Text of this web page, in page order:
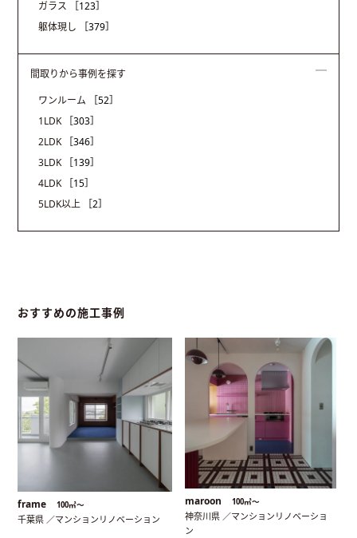
ガラス
［123］
躯体現し
［379］
間取りから事例を探す
ワンルーム
［52］
1LDK
［303］
2LDK
［346］
3LDK
［139］
4LDK
［15］
5LDK以上
［2］
おすすめの施工事例
frame 100㎡〜
千葉県 ／マンションリノベーション
maroon 100㎡〜
神奈川県 ／マンションリノベーショ
ン